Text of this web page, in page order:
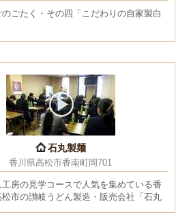
のごたく・その四「こだわりの自家製白
石丸製麺
香川県高松市香南町岡701
工房の見学コースで人気を集めている香
松市の讃岐うどん製造・販売会社「­石丸